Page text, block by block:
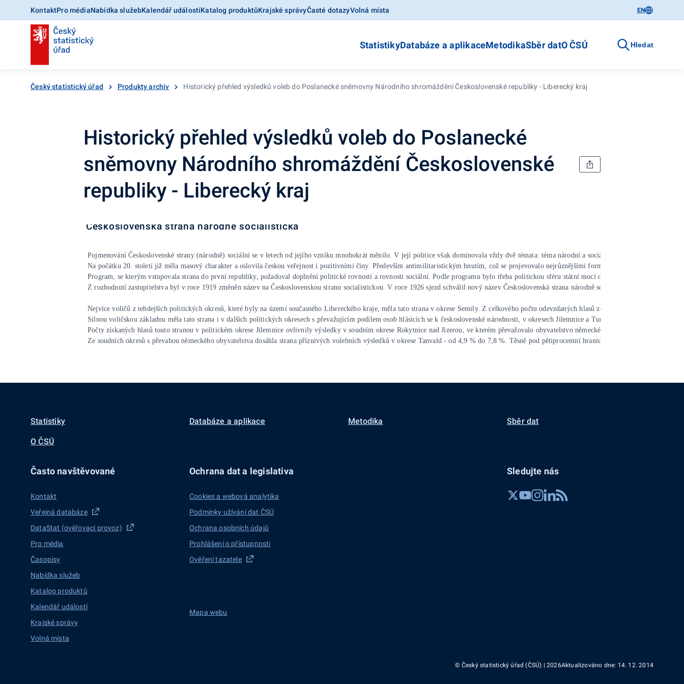
KontaktPro médiaNabídka služebKalendář událostíKatalog produktůKrajské správyČasté dotazyVolná místa EN
StatistikyDatabáze a aplikaceMetodikaSběr datO ČSÚ Hledat
Český statistický úřad Produkty archiv Historický přehled výsledků voleb do Poslanecké sněmovny Národního shromáždění Československé republiky - Liberecký kraj
Historický přehled výsledků voleb do Poslanecké
sněmovny Národního shromáždění Československé
republiky - Liberecký kraj
Československá strana národně socialistická
Pojmenování Československé strany (národně) sociální se v letech od jejího vzniku mnohokrát měnilo. V její politice však dominovala vždy dvě témata: téma národní a sociální. Měnící se důraz na
Na počátku 20. století již měla masový charakter a oslovila českou veřejnost i pozitivními činy. Především antimilitaristickým hnutím, což se projevovalo nejrůznějšími formami protestů proti
Program, se kterým vstupovala strana do první republiky, požadoval doplnění politické rovnosti a rovnosti sociální. Podle programu bylo třeba politickou sféru státní moci odloučit od sféry
Z rozhodnutí zastupitelstva byl v roce 1919 změněn název na Československou stranu socialistickou. V roce 1926 sjezd schválil nový název Československá strana národně socialistická. Nový
Nejvíce voličů z tehdejších politických okresů, které byly na území současného Libereckého kraje, měla tato strana v okrese Semily. Z celkového počtu odevzdaných hlasů zde získala v
Silnou voličskou základnu měla tato strana i v dalších politických okresech s převažujícím podílem osob hlásících se k československé národnosti, v okresech Jilemnice a Turnov. I v rámci těchto
Počty získaných hlasů touto stranou v politickém okrese Jilemnice ovlivnily výsledky v soudním okrese Rokytnice nad Jizerou, ve kterém převažovalo obyvatelstvo německé národnosti, které
Ze soudních okresů s převahou německého obyvatelstva dosáhla strana příznivých volebních výsledků v okrese Tanvald - od 4,9 % do 7,8 %. Těsně pod pětiprocentní hranicí zůstala ve všech
Statistiky Databáze a aplikace Metodika Sběr dat
O ČSÚ
Často navštěvované
Kontakt
Veřejná databáze
DataStat (ověřovací provoz)
Pro média
Časopisy
Nabídka služeb
Katalog produktů
Kalendář událostí
Krajské správy
Volná místa
Ochrana dat a legislativa
Cookies a webová analytika
Podmínky užívání dat ČSÚ
Ochrana osobních údajů
Prohlášení o přístupnosti
Ověření tazatele
Mapa webu
Sledujte nás
© Český statistický úřad (ČSÚ) | 2026Aktualizováno dne: 14. 12. 2014